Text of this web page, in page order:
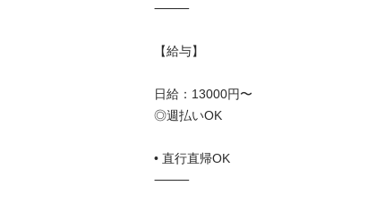
⸻
【給与】
日給：13000円〜
◎週払いOK
• 直行直帰OK
⸻